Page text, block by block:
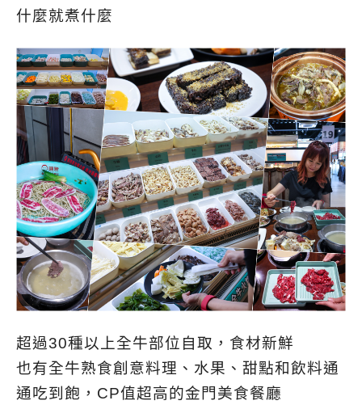
什麼就煮什麼
超過30種以上全牛部位自取，食材新鮮
也有全牛熟食創意料理、水果、甜點和飲料通
通吃到飽，CP值超高的金門美食餐廳